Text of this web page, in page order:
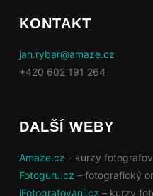
KONTAKT
jan.rybar@amaze.cz
+420 602 191 264
DALŠÍ WEBY
Amaze.cz - kurzy
Fotoguru.cz – fotografický
iFotografovaní.cz – kurzy